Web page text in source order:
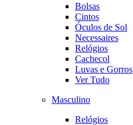
Bolsas
Cintos
Óculos de Sol
Necessaires
Relógios
Cachecol
Luvas e Gorros
Ver Tudo
Masculino
Relógios